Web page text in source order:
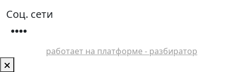
Соц. сети
работает на платформе - разбиратор